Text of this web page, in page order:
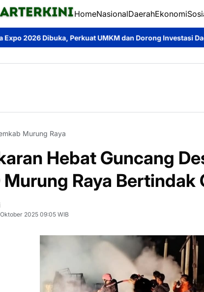
HomeNasionalDaerahEkonomi
UMKM dan Dorong Investasi Daerah Pemkab Murung
Murung Raya
Hebat Guncang
Murung Raya Bertindak
Oktober 2025 09:05 WIB